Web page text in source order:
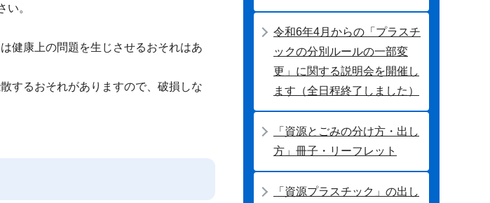
い。
健康上の問題を生じさせるおそれはあ
するおそれがありますので、破損しな
令和6年4月からの「プラスチ
ックの分別ルールの一部変
更」に関する説明会を開催し
ます（全日程終了しました）
「資源とごみの分け方・出し
方」冊子・リーフレット
「資源プラスチック」の出し